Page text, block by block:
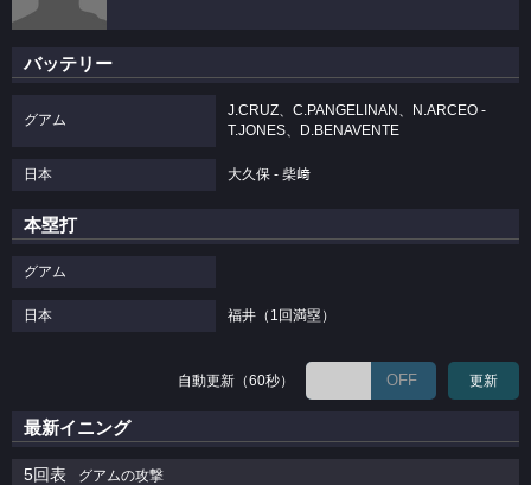
バッテリー
グアム
J.CRUZ、C.PANGELINAN、N.ARCEO -
T.JONES、D.BENAVENTE
日本 大久保 - 柴﨑
本塁打
グアム
日本 福井（1回満塁）
自動更新（60秒） OFF 更新
最新イニング
5回表 グアムの攻撃